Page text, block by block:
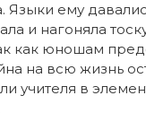
ему
и нагоняла
как юношам
на всю жизнь
учителя в